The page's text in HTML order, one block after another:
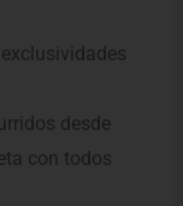
desde
con todos